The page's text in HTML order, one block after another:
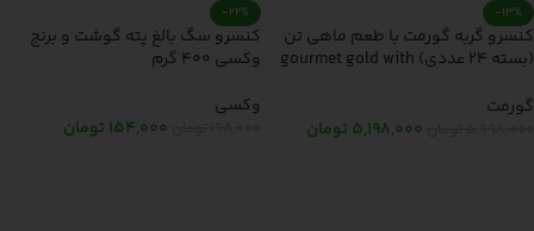
-13%
کنسرو گربه گورمت با طعم ماهی تن
(بسته 24 عددی) gourmet gold with
گورمت
5,198,000 تومان
-22%
کنسرو سگ بالغ پته گوشت و برنج
وکسی 400 گرم
وکسی
154,000 تومان